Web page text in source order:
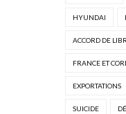
HYUNDAI
ACCORD DE
FRANCE ET
EXPORTATIONS
SUICIDE